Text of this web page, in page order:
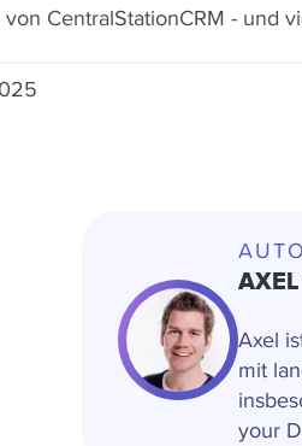
CentralStationCRM -
Axel
mit
your